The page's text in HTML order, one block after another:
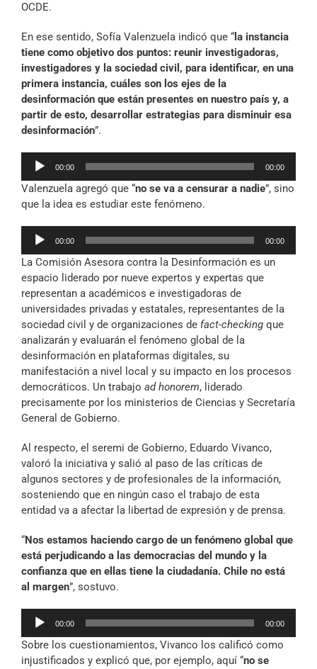
OCDE.
En ese sentido, Sofía Valenzuela indicó que “ la instancia
tiene como objetivo dos puntos: reunir investigadoras,
investigadores y la sociedad civil, para identificar, en una
primera instancia, cuáles son los ejes de la
desinformación que están presentes en nuestro país y, a
partir de esto, desarrollar estrategias para disminuir esa
desinformación”.
Reproductor
audio
00:00 00:00
Valenzuela agregó que “no se va a censurar a nadie”, sino
que la idea es estudiar este fenómeno.
Reproductor
audio
00:00 00:00
La Comisión Asesora contra la Desinformación es un
espacio liderado por nueve expertos y expertas que
representan a académicos e investigadoras de
universidades privadas y estatales, representantes de la
sociedad civil y de organizaciones de fact-checking que
analizarán y evaluarán el fenómeno global de la
desinformación en plataformas digitales, su
manifestación a nivel local y su impacto en los procesos
democráticos. Un trabajo ad honorem, liderado
precisamente por los ministerios de Ciencias y Secretaría
General de Gobierno.
Al respecto, el seremi de Gobierno, Eduardo Vivanco,
valoró la iniciativa y salió al paso de las críticas de
algunos sectores y de profesionales de la información,
sosteniendo que en ningún caso el trabajo de esta
entidad va a afectar la libertad de expresión y de prensa.
“Nos estamos haciendo cargo de un fenómeno global que
está perjudicando a las democracias del mundo y la
confianza que en ellas tiene la ciudadanía. Chile no está
al margen”, sostuvo.
Reproductor
audio
00:00 00:00
Sobre los cuestionamientos, Vivanco los calificó como
injustificados y explicó que, por ejemplo, aquí “no se